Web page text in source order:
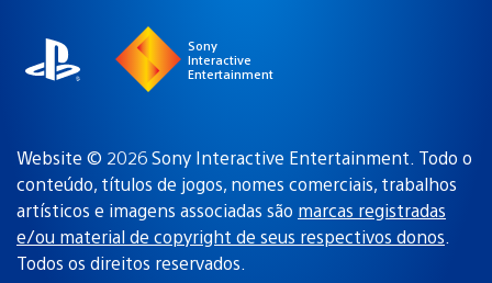
Sony
Interactive
Entertainment
Website © 2026 Sony Interactive Entertainment. Todo o
conteúdo, títulos de jogos, nomes comerciais, trabalhos
artísticos e imagens associadas são marcas registradas
e/ou material de copyright de seus respectivos donos.
Todos os direitos reservados.